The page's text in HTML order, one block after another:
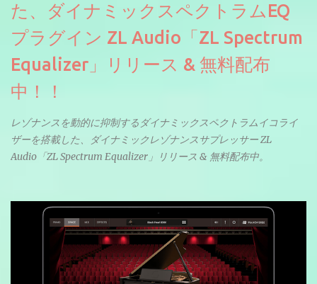
た、ダイナミックスペクトラムEQ
プラグイン ZL Audio「ZL Spectrum
Equalizer」リリース & 無料配布
中！！
レゾナンスを動的に抑制するダイナミックスペクトラムイコライ
ザーを搭載した、ダイナミックレゾナンスサプレッサー ZL
Audio「ZL Spectrum Equalizer」リリース & 無料配布中。